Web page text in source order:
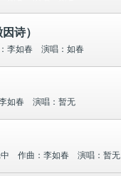
诗）
李如春 演唱：如春
如春 演唱：暂无
中 作曲：李如春 演唱：暂无